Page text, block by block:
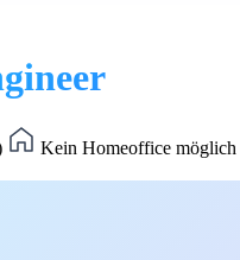
Kein Homeoffice möglich